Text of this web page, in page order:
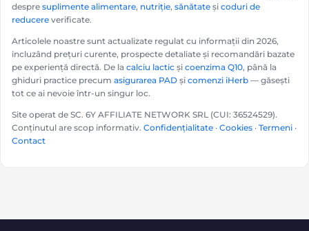
despre suplimente alimentare, nutriție, sănătate și coduri de
reducere verificate.
Articolele noastre sunt actualizate regulat cu informații din 2026,
incluzând prețuri curente, prospecte detaliate și recomandări bazate
pe experiență directă. De la calciu lactic și coenzima Q10, până la
ghiduri practice precum asigurarea PAD și comenzi iHerb — găsești
tot ce ai nevoie într-un singur loc.
Site operat de SC. 6Y AFFILIATE NETWORK SRL (CUI: 36524529).
Conținutul are scop informativ. Confidențialitate · Cookies · Termeni ·
Contact